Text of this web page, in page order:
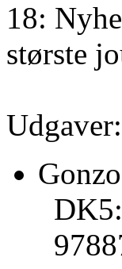
18:
største
Udgaver: